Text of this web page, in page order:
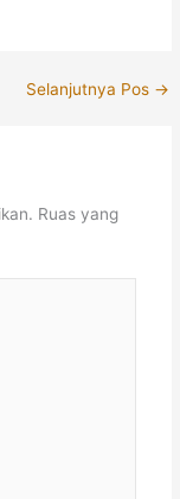
Selanjutnya Pos →
Ruas yang